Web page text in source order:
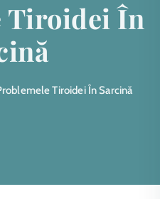
Tiroidei În
Tiroidei În Sarcină